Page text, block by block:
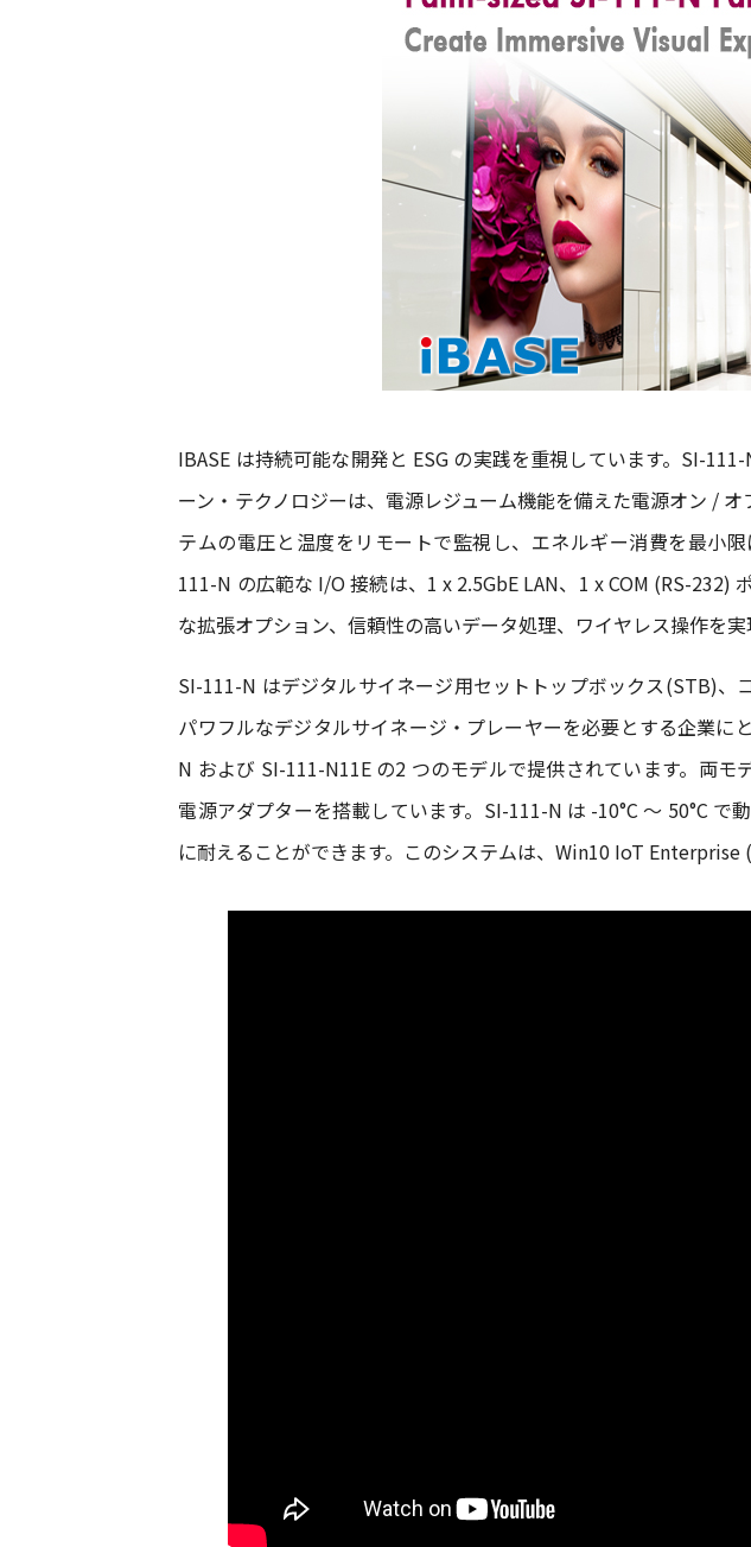
IBASE は持続可能な開発と ESG の実践を重視しています。SI-
ーン・テクノロジーは、電源レジューム機能を備えた電源オン /
テムの電圧と温度をリモートで監視し、エネルギー消費を最小
111-N の広範な I/O 接続は、1 x 2.5GbE LAN、1 x COM (RS-
な拡張オプション、信頼性の高いデータ処理、ワイヤレス操作を実
SI-111-N はデジタルサイネージ用セットトップボックス(STB)
パワフルなデジタルサイネージ・プレーヤーを必要とする企業
N および SI-111-N11E の2 つのモデルで提供されています。両
電源アダプターを搭載しています。SI-111-N は -10°C ～ 50°C
に耐えることができます。このシステムは、Win10 IoT